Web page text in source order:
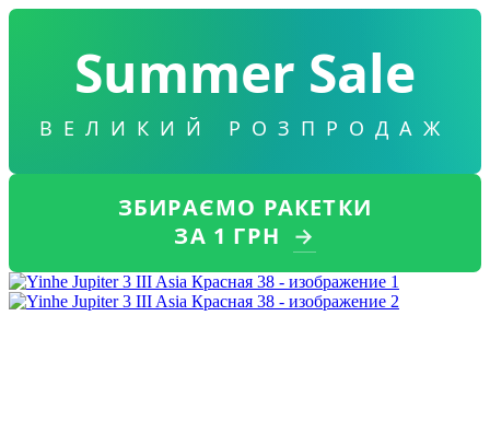
Summer Sale
ВЕЛИКИЙ РОЗПРОДАЖ
ЗБИРАЄМО РАКЕТКИ
ЗА 1 ГРН →